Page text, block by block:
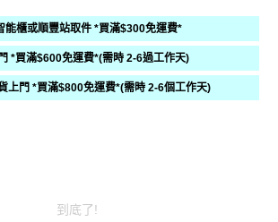
能櫃或順豐站取件 *買滿$300免運費*
*買滿$600免運費*(需時 2-6過工作天)
上門 *買滿$800免運費*(需時 2-6個工作天)
到底了!